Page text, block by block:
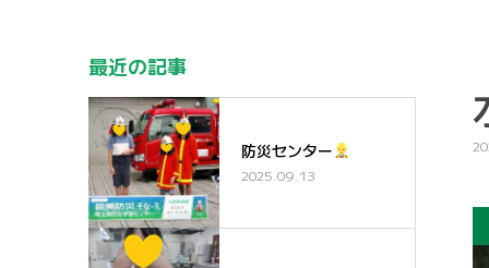
最近の記事
防災センター
2025.09.13